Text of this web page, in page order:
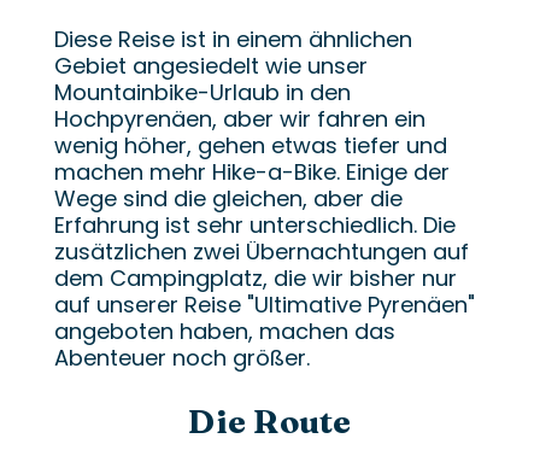
Diese Reise ist in einem ähnlichen
Gebiet angesiedelt wie unser
Mountainbike-Urlaub in den
Hochpyrenäen, aber wir fahren ein
wenig höher, gehen etwas tiefer und
machen mehr Hike-a-Bike. Einige der
Wege sind die gleichen, aber die
Erfahrung ist sehr unterschiedlich. Die
zusätzlichen zwei Übernachtungen auf
dem Campingplatz, die wir bisher nur
auf unserer Reise "Ultimative Pyrenäen"
angeboten haben, machen das
Abenteuer noch größer.
Die Route